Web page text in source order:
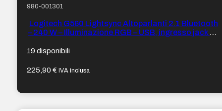
980-001301
Logitech G560 Lightsync Altoparlanti 2.1 Bluetooth
– 240 W – Illuminazione RGB – USB, ingresso jack da
19 disponibili
225,90€ IVA inclusa